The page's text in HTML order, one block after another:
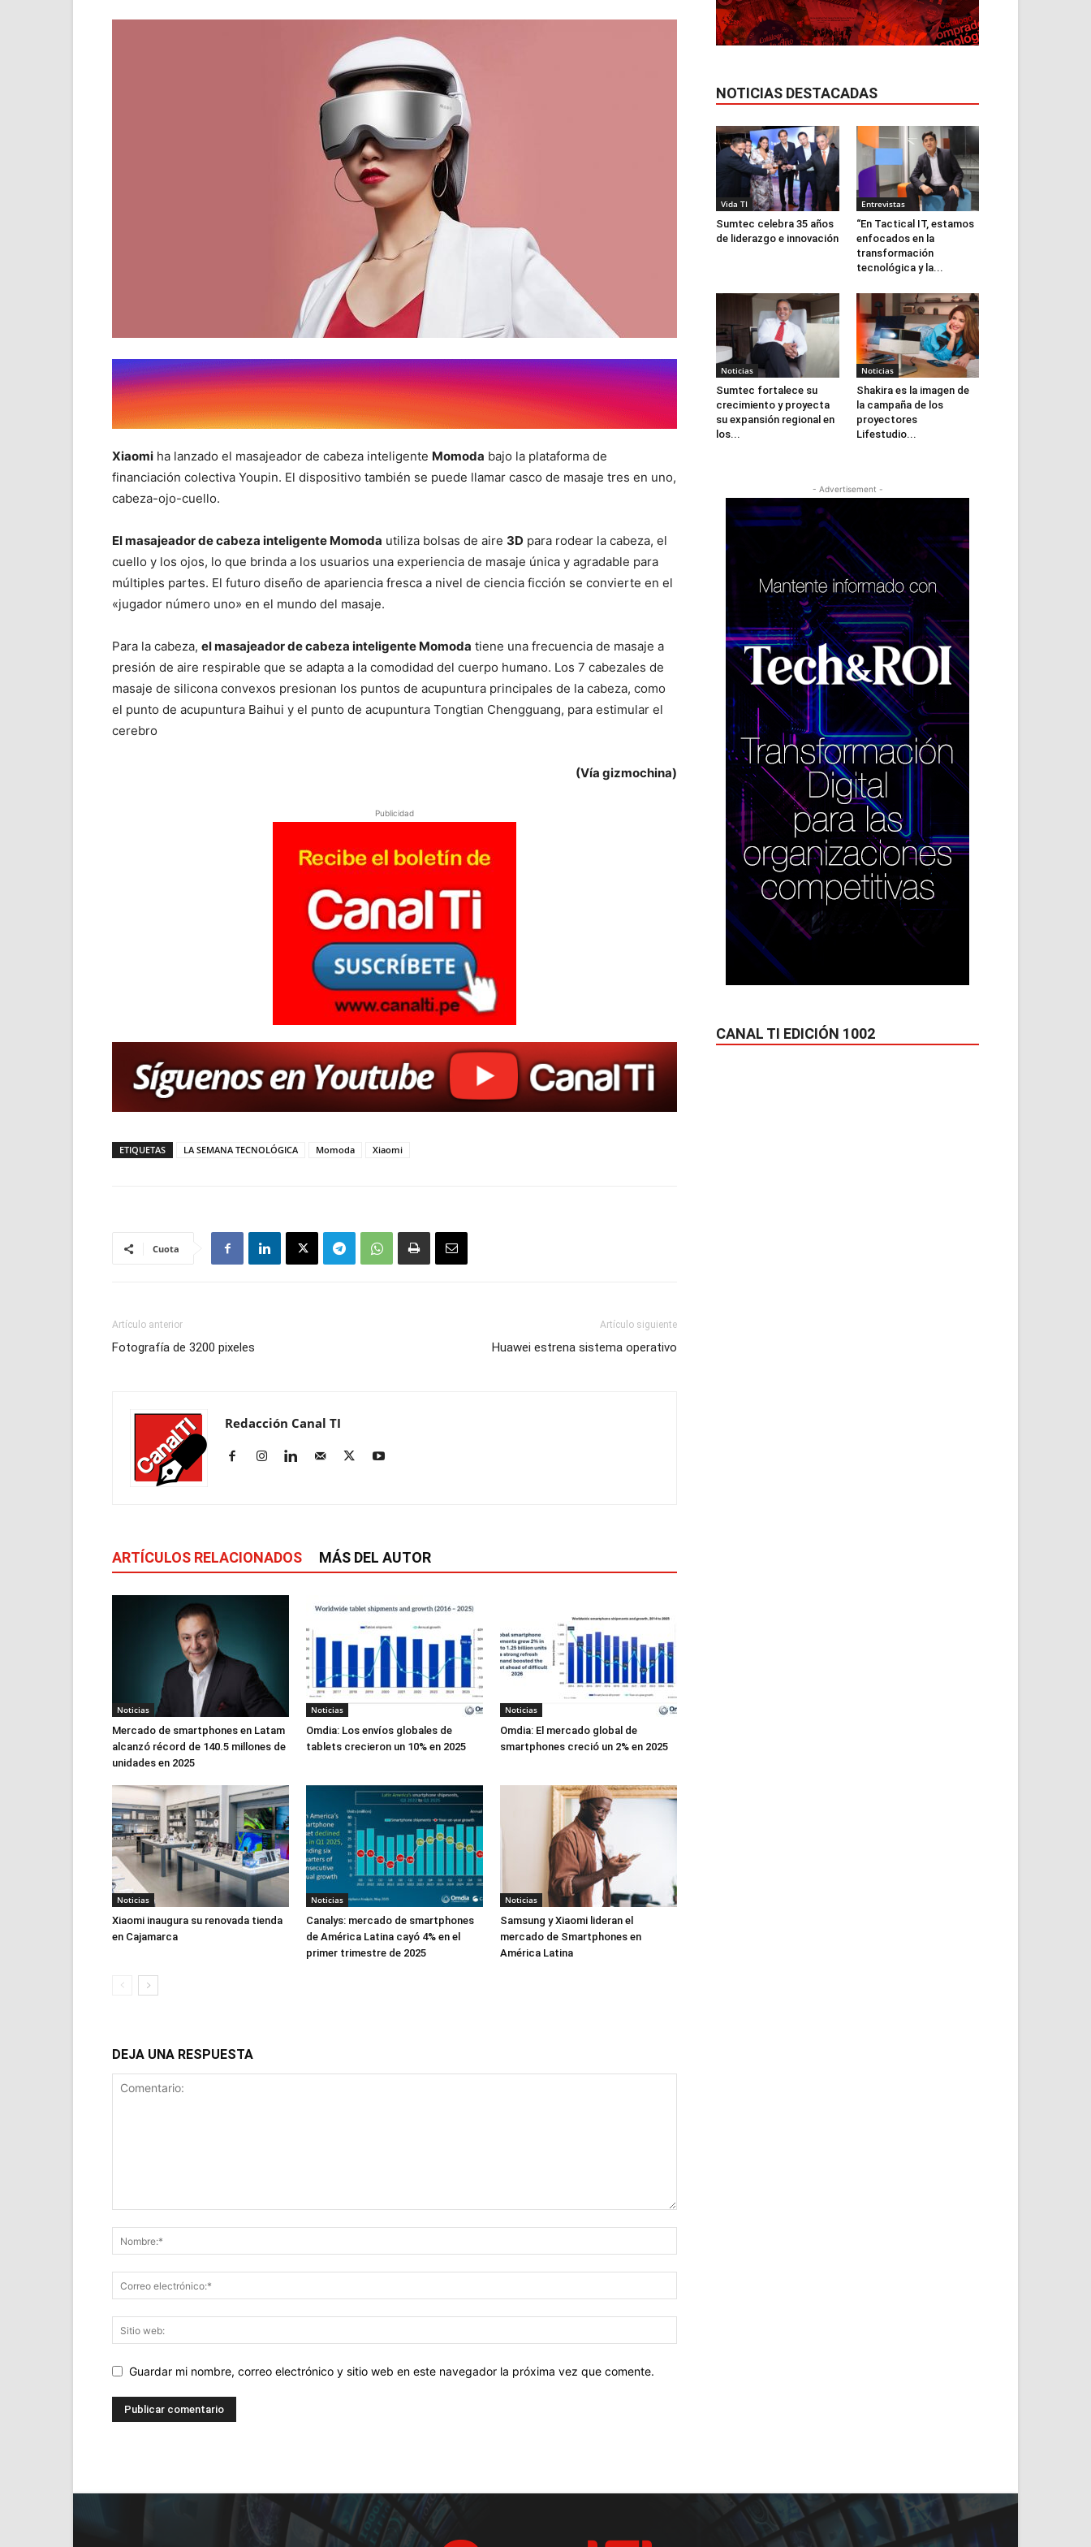
Xiaomi ha lanzado el masajeador de cabeza inteligente Momoda bajo la plataforma de
financiación colectiva Youpin. El dispositivo también se puede llamar casco de masaje tres en uno,
cabeza-ojo-cuello.
El masajeador de cabeza inteligente Momoda utiliza bolsas de aire 3D para rodear la cabeza, el
cuello y los ojos, lo que brinda a los usuarios una experiencia de masaje única y agradable para
múltiples partes. El futuro diseño de apariencia fresca a nivel de ciencia ficción se convierte en el
«jugador número uno» en el mundo del masaje.
Para la cabeza, el masajeador de cabeza inteligente Momoda tiene una frecuencia de masaje a
presión de aire respirable que se adapta a la comodidad del cuerpo humano. Los 7 cabezales de
masaje de silicona convexos presionan los puntos de acupuntura principales de la cabeza, como
el punto de acupuntura Baihui y el punto de acupuntura Tongtian Chengguang, para estimular el
cerebro
(Vía gizmochina)
Publicidad
ETIQUETAS LA SEMANA TECNOLÓGICA Momoda Xiaomi
Cuota
Artículo anterior
Fotografía de 3200 pixeles
Artículo siguiente
Huawei estrena sistema operativo
Redacción Canal TI
ARTÍCULOS RELACIONADOS MÁS DEL AUTOR
Noticias
Mercado de smartphones en Latam
alcanzó récord de 140.5 millones de
unidades en 2025
Noticias
Omdia: Los envíos globales de
tablets crecieron un 10% en 2025
Noticias
Omdia: El mercado global de
smartphones creció un 2% en 2025
Noticias
Xiaomi inaugura su renovada tienda
en Cajamarca
Noticias
Canalys: mercado de smartphones
de América Latina cayó 4% en el
primer trimestre de 2025
Noticias
Samsung y Xiaomi lideran el
mercado de Smartphones en
América Latina
DEJA UNA RESPUESTA
Guardar mi nombre, correo electrónico y sitio web en este navegador la próxima vez que comente.
NOTICIAS DESTACADAS
Vida TI
Sumtec celebra 35 años
de liderazgo e innovación
Entrevistas
“En Tactical IT, estamos
enfocados en la
transformación
tecnológica y la...
Noticias
Sumtec fortalece su
crecimiento y proyecta
su expansión regional en
los...
Noticias
Shakira es la imagen de
la campaña de los
proyectores
Lifestudio...
- Advertisement -
CANAL TI EDICIÓN 1002